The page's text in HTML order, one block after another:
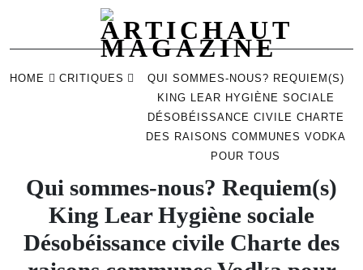
toHOME CRITIQUES
QUI SOMMES-NOUS? REQUIEM(S)
KING LEAR HYGIÈNE SOCIALE
DÉSOBÉISSANCE CIVILE CHARTE
DES RAISONS COMMUNES VODKA
POUR TOUS
Qui sommes-nous? Requiem(s)
King Lear Hygiène sociale
Désobéissance civile Charte des